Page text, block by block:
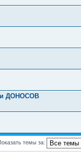
ДОНОСОВ
темы за: